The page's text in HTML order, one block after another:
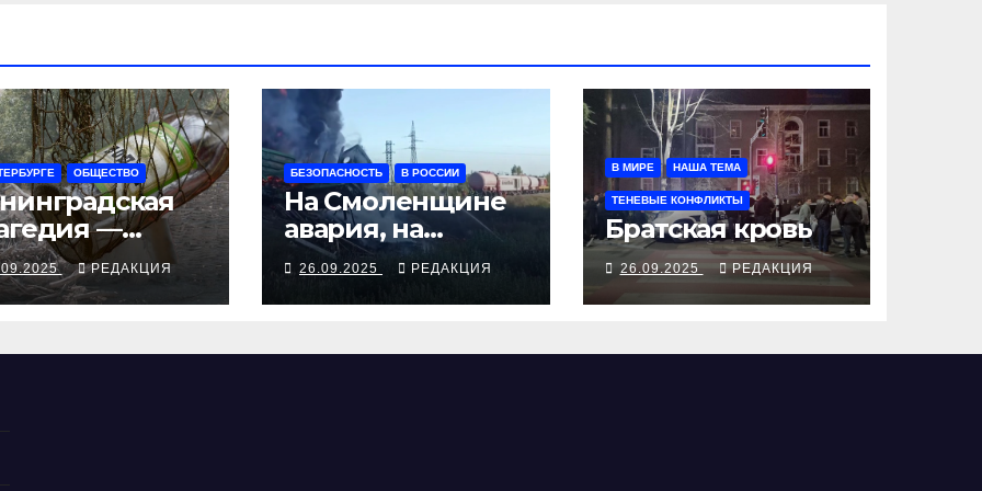
ОБЩЕСТВО
—
смертей от
РЕДАКЦИЯ
БЕЗОПАСНОСТЬ В РОССИИ
На Смоленщине
авария, на
Псковщине
взрыв
26.09.2025 РЕДАКЦИЯ
В МИРЕ НАША ТЕМА
ТЕНЕВЫЕ КОНФЛИКТЫ
Братская кровь
26.09.2025 РЕДАКЦИЯ